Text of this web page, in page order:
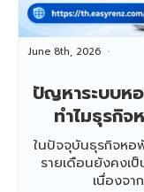
ปัญหาระบบห
ทำไมธุรกิ
June 8th, 2026
ในปัจจุบันธุรกิจหอ
รายเดือนยังคงเ
เนื่องจา